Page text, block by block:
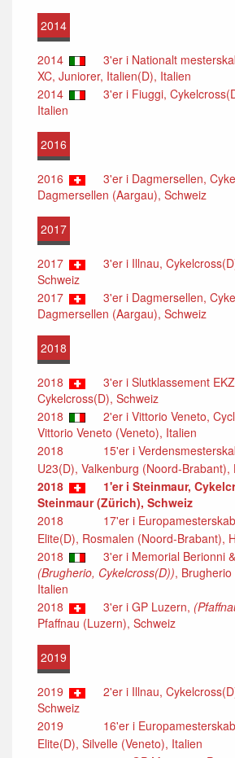
2014
2014
3'er i Nationalt
XC, Juniorer, Italien(D), Italien
2014
3'er i Fiuggi,
Italien
2016
2016
3'er i Dagmersellen,
Dagmersellen (Aargau), Schweiz
2017
2017
3'er i Illnau,
Schweiz
2017
3'er i Dagmersellen,
Dagmersellen (Aargau), Schweiz
2018
2018
3'er i Slutklassement
Cykelcross(D), Schweiz
2018
2'er i Vittorio Veneto,
Vittorio Veneto (Veneto), Italien
2018
15'er i
U23(D), Valkenburg (Noord-Brabant),
2018
1'er i Steinmaur,
Steinmaur (Zürich), Schweiz
2018
17'er i
Elite(D), Rosmalen (Noord-Brabant),
2018
3'er i Memorial Berionni
(Brugherio, Cykelcross(D)),
Italien
2018
3'er i GP Luzern,
Pfaffnau (Luzern), Schweiz
2019
2019
2'er i Illnau,
Schweiz
2019
16'er i
Elite(D), Silvelle (Veneto), Italien